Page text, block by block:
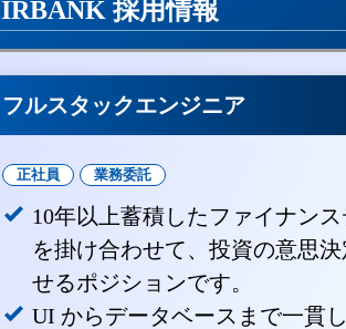
IRBANK 採用情報
フルスタックエンジニア
正社員 業務委託
10年以上蓄積したファイナン
を掛け合わせて、投資の意思決
せるポジションです。
UI からデータベースまで一貫